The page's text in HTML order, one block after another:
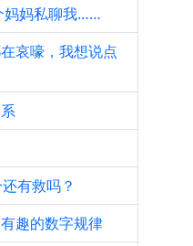
妈妈私聊我……
哀嚎，我想说点
有救吗？
趣的数字规律